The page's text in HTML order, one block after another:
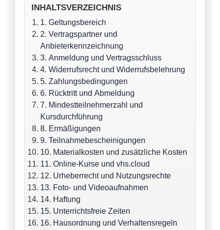
INHALTSVERZEICHNIS
1. Geltungsbereich
2. Vertragspartner und
Anbieterkennzeichnung
3. Anmeldung und Vertragsschluss
4. Widerrufsrecht und Widerrufsbelehrung
5. Zahlungsbedingungen
6. Rücktritt und Abmeldung
7. Mindestteilnehmerzahl und
Kursdurchführung
8. Ermäßigungen
9. Teilnahmebescheinigungen
10. Materialkosten und zusätzliche Kosten
11. Online-Kurse und vhs.cloud
12. Urheberrecht und Nutzungsrechte
13. Foto- und Videoaufnahmen
14. Haftung
15. Unterrichtsfreie Zeiten
16. Hausordnung und Verhaltensregeln